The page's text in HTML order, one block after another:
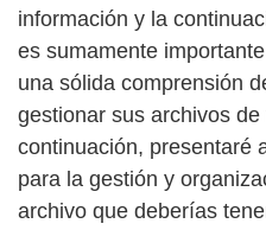
información y la
es sumamente
una sólida comprensión
gestionar sus archivos
continuación, presentaré
para la gestión y
archivo que deberías